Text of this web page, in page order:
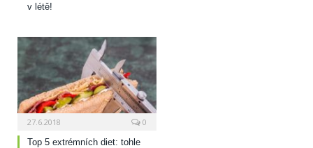
v létě!
27.6.2018
0
Top 5 extrémních diet: tohle